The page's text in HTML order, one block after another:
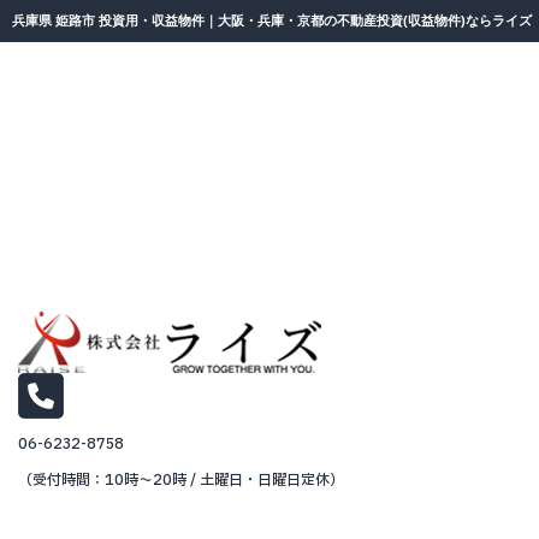
兵庫県 姫路市 投資用・収益物件｜大阪・兵庫・京都の不動産投資(収益物件)ならライズ
06-6232-8758
（受付時間：10時～20時 / 土曜日・日曜日定休）